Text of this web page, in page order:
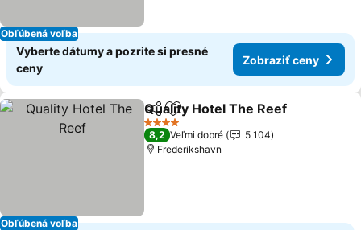
Obľúbená voľba
Vyberte dátumy a pozrite si presné
ceny
Zobraziť ceny
Obľúbená voľba
ZdieľaťPridať do obľúbených
Quality Hotel The Reef
4 Počet hviezdičiek
8,2 Veľmi dobré
5 104
Frederikshavn